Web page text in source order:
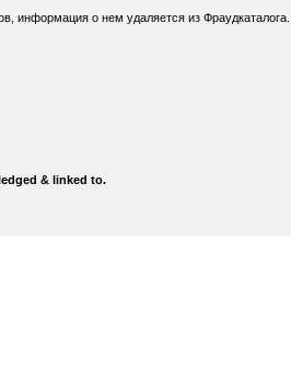
информация о нем удаляется из Фраудкаталога.
& linked to.